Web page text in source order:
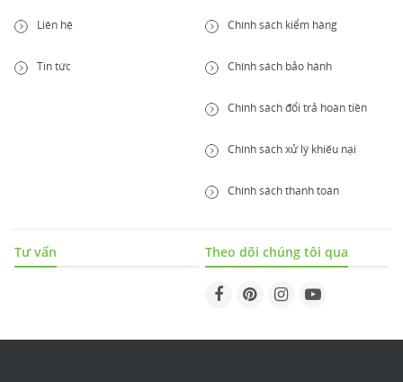
Liên hệ
Tin tức
Chính sách kiểm hàng
Chính sách bảo hành
Chính sách đổi trả hoàn tiền
Chính sách xử lý khiếu nại
Chính sách thanh toán
Tư vấn Theo dõi chúng tôi qua